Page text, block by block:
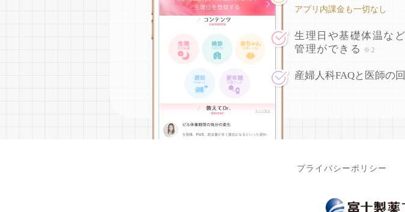
アプリ内課金も一切なし
生理日や基礎体温な
管理ができる
※2
産婦人科FAQと医師の
プライバシーポリシー